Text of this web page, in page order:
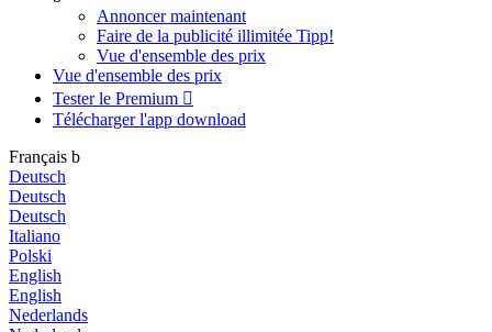
Annoncer maintenant
Faire de la publicité illimitée Tipp!
Vue d'ensemble des prix
Vue d'ensemble des prix
Tester le Premium 
Télécharger l'app download
Français b
Deutsch
Deutsch
Deutsch
Italiano
Polski
English
English
Nederlands